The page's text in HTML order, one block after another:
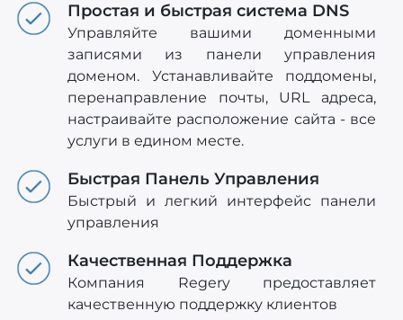
Простая и быстрая система DNS
Управляйте вашими доменными
записями из панели управления
доменом. Устанавливайте поддомены,
перенаправление почты, URL адреса,
настраивайте расположение сайта - все
услуги в едином месте.
Быстрая Панель Управления
Быстрый и легкий интерфейс панели
управления
Качественная Поддержка
Компания Regery предоставляет
качественную поддержку клиентов